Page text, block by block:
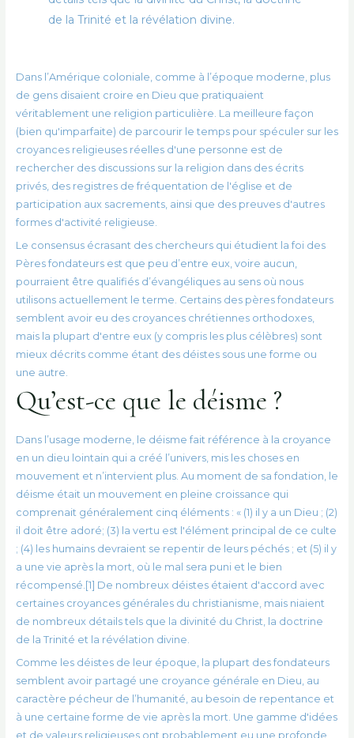
de la Trinité et la révélation divine.
Dans l’Amérique coloniale, comme à l’époque moderne, plus
de gens disaient croire en Dieu que pratiquaient
véritablement une religion particulière. La meilleure façon
(bien qu'imparfaite) de parcourir le temps pour spéculer sur les
croyances religieuses réelles d'une personne est de
rechercher des discussions sur la religion dans des écrits
privés, des registres de fréquentation de l'église et de
participation aux sacrements, ainsi que des preuves d'autres
formes d'activité religieuse.
Le consensus écrasant des chercheurs qui étudient la foi des
Pères fondateurs est que peu d’entre eux, voire aucun,
pourraient être qualifiés d’évangéliques au sens où nous
utilisons actuellement le terme. Certains des pères fondateurs
semblent avoir eu des croyances chrétiennes orthodoxes,
mais la plupart d'entre eux (y compris les plus célèbres) sont
mieux décrits comme étant des déistes sous une forme ou
une autre.
Qu’est-ce que le déisme ?
Dans l’usage moderne, le déisme fait référence à la croyance
en un dieu lointain qui a créé l’univers, mis les choses en
mouvement et n’intervient plus. Au moment de sa fondation, le
déisme était un mouvement en pleine croissance qui
comprenait généralement cinq éléments : « (1) il y a un Dieu ; (2)
il doit être adoré; (3) la vertu est l'élément principal de ce culte
; (4) les humains devraient se repentir de leurs péchés ; et (5) il y
a une vie après la mort, où le mal sera puni et le bien
récompensé.[1] De nombreux déistes étaient d'accord avec
certaines croyances générales du christianisme, mais niaient
de nombreux détails tels que la divinité du Christ, la doctrine
de la Trinité et la révélation divine.
Comme les déistes de leur époque, la plupart des fondateurs
semblent avoir partagé une croyance générale en Dieu, au
caractère pécheur de l’humanité, au besoin de repentance et
à une certaine forme de vie après la mort. Une gamme d'idées
et de valeurs religieuses ont probablement eu une profonde